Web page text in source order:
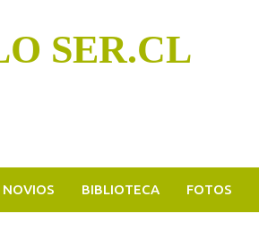
SER.CL
NOVIOS BIBLIOTECA FOTOS